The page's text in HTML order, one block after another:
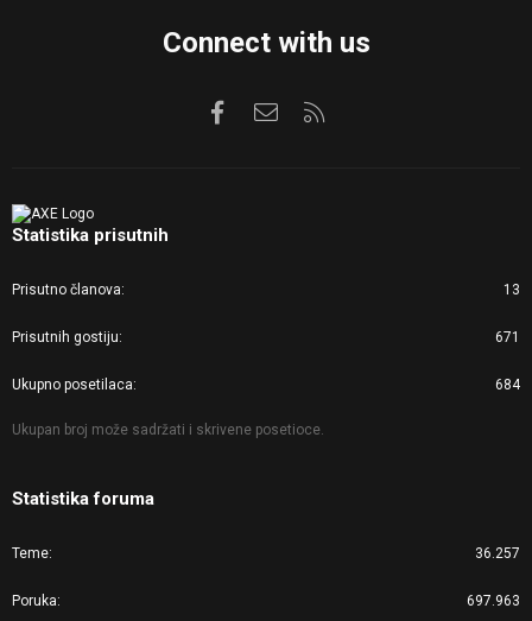
Connect with us
FacebookKontaktirajte nas
Statistika prisutnih
Prisutno članova 13
Prisutnih gostiju 671
Ukupno posetilaca 684
Ukupan broj može sadržati i skrivene posetioce.
Statistika foruma
Teme 36.257
Poruka 697.963